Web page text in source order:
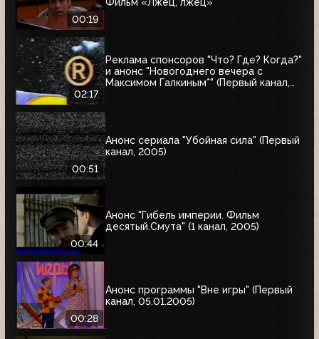
00:19
02:17
Реклама спонсоров "Что? Где? Когда?"
и анонс "Новогоднего вечера с
Максимом Галкиным*" (Первый канал,
00:51
Анонс сериала "Убойная сила" (Первый
канал, 2005)
00:44
Анонс "Гибель империи. Фильм
десятый.Смута" (1 канал, 2005)
00:28
Анонс программы "Вне игры" (Первый
канал, 05.01.2005)